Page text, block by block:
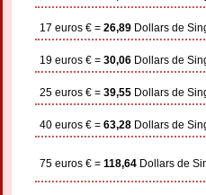
17 euros € = 26,89 Dollars de
19 euros € = 30,06 Dollars de
25 euros € = 39,55 Dollars de
40 euros € = 63,28 Dollars de
75 euros € = 118,64 Dollars de